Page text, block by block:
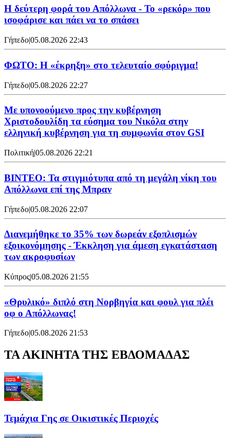
Η δεύτερη φορά του Απόλλωνα - Το «ρεκόρ» που
ισοφάρισε και πάει να το σπάσει
Γήπεδο|05.08.2026 22:43
ΦΩΤΟ: Η «έκρηξη» στο τελευταίο σφύριγμα!
Γήπεδο|05.08.2026 22:27
Με υπονοούμενο προς την κυβέρνηση
Χριστοδουλίδη τα εύσημα του Νικόλα στην
ελληνική κυβέρνηση για τη συμφωνία στον GSI
Πολιτική|05.08.2026 22:21
ΒΙΝΤΕΟ: Τα στιγμιότυπα από τη μεγάλη νίκη του
Απόλλωνα επί της Μπραν
Γήπεδο|05.08.2026 22:07
Διανεμήθηκε το 35% των δωρεάν εξοπλισμών
εξοικονόμησης - Έκκληση για άμεση εγκατάσταση
των ακροφυσίων
Κύπρος|05.08.2026 21:55
«Θρυλικό» διπλό στη Νορβηγία και φουλ για πλέι
οφ ο Απόλλωνας!
Γήπεδο|05.08.2026 21:53
ΤΑ ΑΚΙΝΗΤΑ ΤΗΣ ΕΒΔΟΜΑΔΑΣ
Τεμάχια Γης σε Οικιστικές Περιοχές